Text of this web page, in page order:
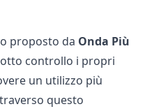
proposto da Onda Più
controllo i propri
un utilizzo più
questo